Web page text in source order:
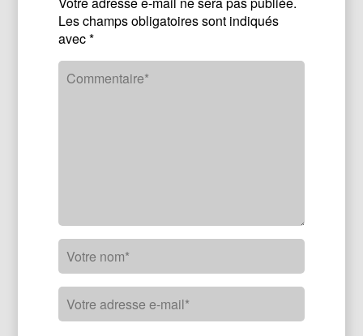
Les champs obligatoires sont indiqués
avec*